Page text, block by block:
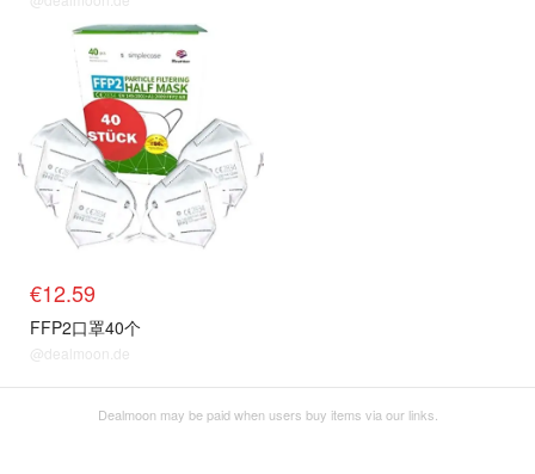
€12.59
FFP2口罩40个
@dealmoon.de
Dealmoon may be paid when users buy items via our links.